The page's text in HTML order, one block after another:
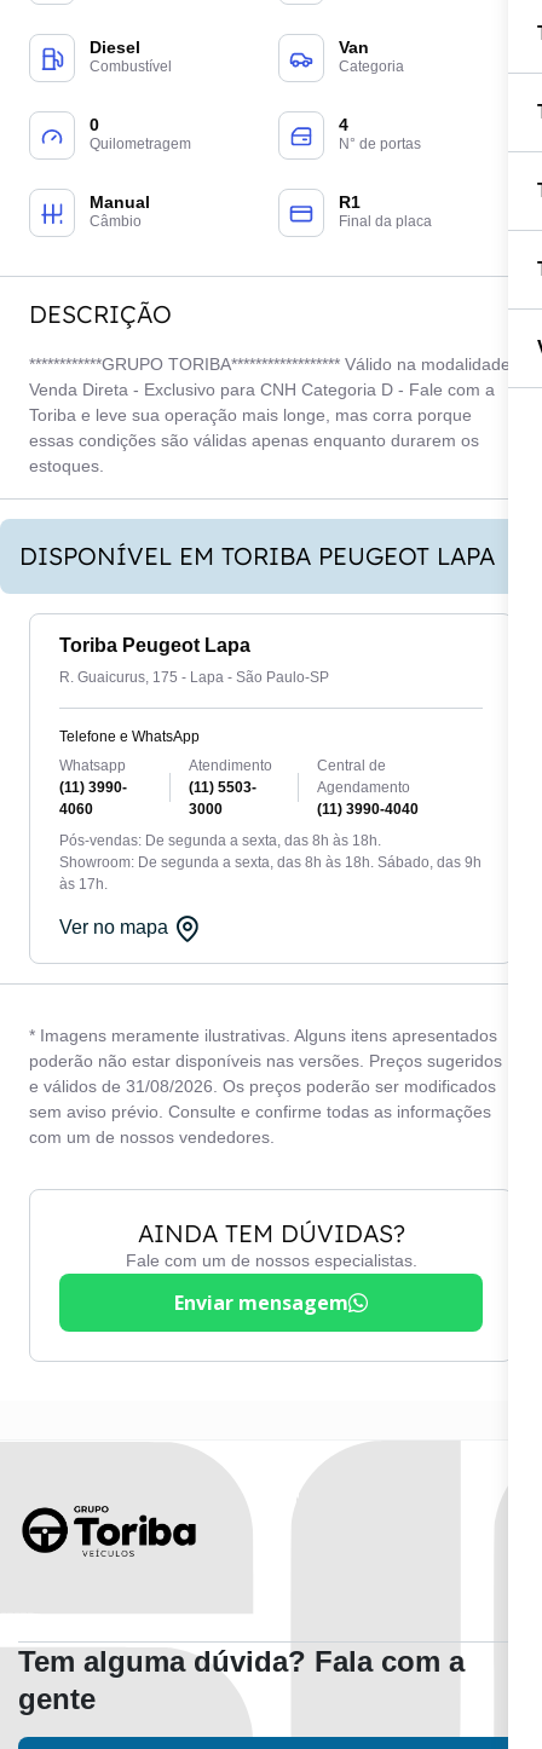
Diesel
Combustível
Van
Categoria
0
Quilometragem
4
N° de portas
Manual
Câmbio
R1
Final da placa
DESCRIÇÃO
************GRUPO TORIBA****************** Válido na modalidade
Venda Direta - Exclusivo para CNH Categoria D - Fale com a
Toriba e leve sua operação mais longe, mas corra porque
essas condições são válidas apenas enquanto durarem os
estoques.
DISPONÍVEL EM TORIBA PEUGEOT LAPA
Toriba Peugeot Lapa
R. Guaicurus, 175 - Lapa - São Paulo-SP
Telefone e WhatsApp
Whatsapp
(11) 3990-
4060
Atendimento
(11) 5503-
3000
Central de
Agendamento
(11) 3990-4040
Pós-vendas: De segunda a sexta, das 8h às 18h.
Showroom: De segunda a sexta, das 8h às 18h. Sábado, das 9h
às 17h.
Ver no mapa
* Imagens meramente ilustrativas. Alguns itens apresentados
poderão não estar disponíveis nas versões. Preços sugeridos
e válidos de 31/08/2026. Os preços poderão ser modificados
sem aviso prévio. Consulte e confirme todas as informações
com um de nossos vendedores.
AINDA TEM DÚVIDAS?
Fale com um de nossos especialistas.
Enviar mensagem
Tem alguma dúvida? Fala com a
gente